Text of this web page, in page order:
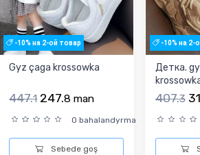
-10% на 2-ой товар
Gyz çaga krossowka
447.1 247.8 man
0 bahalandyrma
Sebede goş
-10% на 2-
Детка.
407.3